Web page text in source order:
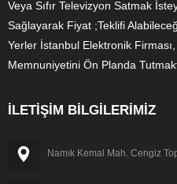
Veya Sıfır Televizyon Satmak
Sağlayarak Fiyat ;Teklifi
Yerler İstanbul Elektronik
Memnuniyetini Ön Planda
İLETİŞİM BİLGİLERİMİZ
Namık Kemal Mah. Cengiz